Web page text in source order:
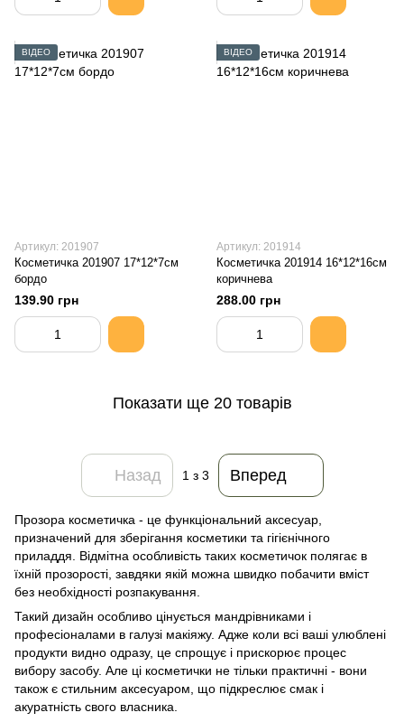
Прозора косметичка - це функціональний аксесуар,
призначений для зберігання косметики та гігієнічного
приладдя. Відмітна особливість таких косметичок полягає в
їхній прозорості, завдяки якій можна швидко побачити вміст
без необхідності розпакування.
Такий дизайн особливо цінується мандрівниками і
професіоналами в галузі макіяжу. Адже коли всі ваші улюблені
продукти видно одразу, це спрощує і прискорює процес
вибору засобу. Але ці косметички не тільки практичні - вони
також є стильним аксесуаром, що підкреслює смак і
акуратність свого власника.
ВІДЕО
Артикул: 201907
Косметичка 201907 17*12*7см
бордо
139.90 грн
ВІДЕО
Артикул: 201914
Косметичка 201914 16*12*16см
коричнева
288.00 грн
Показати ще 20 товарів
Назад 1 з 3 Вперед